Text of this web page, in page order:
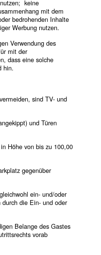
keine
mit dem
bedrohenden Inhalte
Werbung nutzen.
Verwendung des
mit der
dass eine solche
hin.
sind TV- und
und Türen
Höhe von bis zu 100,00
gegenüber
ein- und/oder
die Ein- und oder
Belange des Gastes
vorab